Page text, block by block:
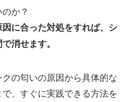
か？
因に合った対処をすれば、シ
消せます。
の匂いの原因から具体的な
、すぐに実践できる方法を